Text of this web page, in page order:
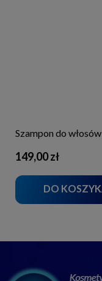
Szampon do
149,00 zł
DO